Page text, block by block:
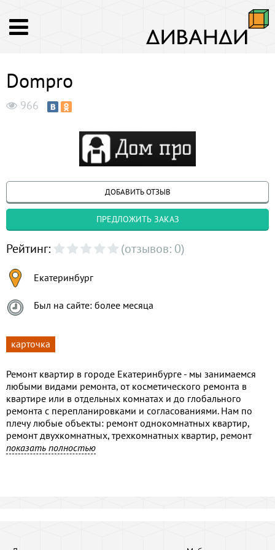
Dompro
966
ДОБАВИТЬ ОТЗЫВ
ПРЕДЛОЖИТЬ ЗАКАЗ
Рейтинг: (отзывов: 0)
Екатеринбург
Был на сайте: более месяца
карточка
Ремонт квартир в городе Екатеринбурге - мы занимаемся
любыми видами ремонта, от косметического ремонта в
квартире или в отдельных комнатах и до глобального
ремонта с перепланировками и согласованиями. Нам по
плечу любые объекты: ремонт однокомнатных квартир,
ремонт двухкомнатных, трехкомнатных квартир, ремонт
квартир-студий, ремонт квартир в новостройках, отделка
-разводка электрокабеля.
показать полностью